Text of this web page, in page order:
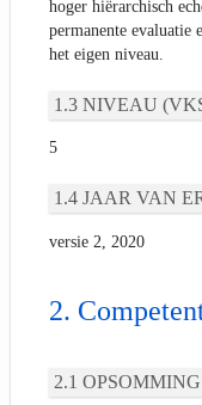
hoger hiërarchisch
permanente evaluatie
het eigen niveau.
NIVEAU
5
JAAR VAN
versie 2, 2020